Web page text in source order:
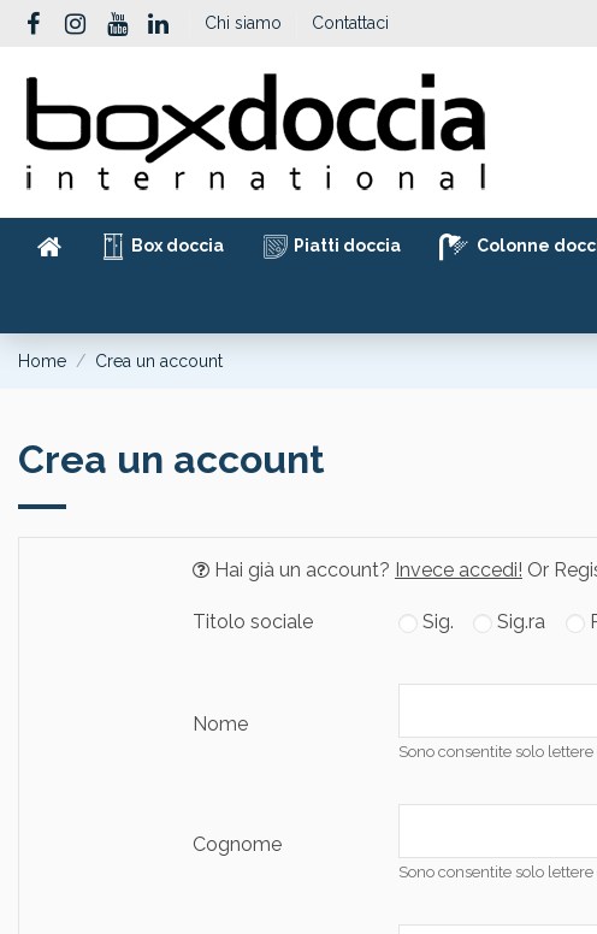
Chi siamo Contattaci
Box doccia Piatti doccia Colonne
Home Crea un account
Crea un account
Hai già un account? Invece accedi! Or
Titolo sociale Sig. Sig.ra
Nome
Sono consentite solo
Cognome
Sono consentite solo